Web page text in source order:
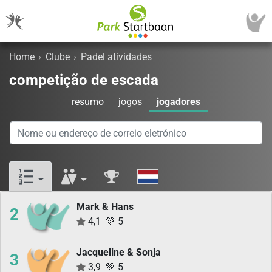
Home › Clube › Padel atividades
competição de escada
resumo jogos jogadores
2
Mark & Hans
4,1
💚 5
3
Jacqueline & Sonja
3,9 💚 5